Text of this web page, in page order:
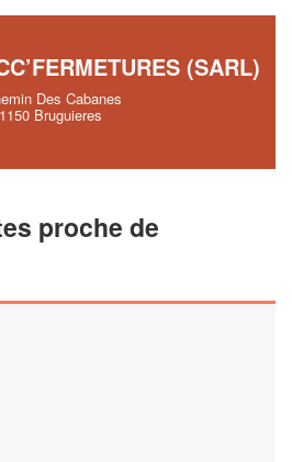
(SARL)
Des Cabanes
Bruguieres
proche de